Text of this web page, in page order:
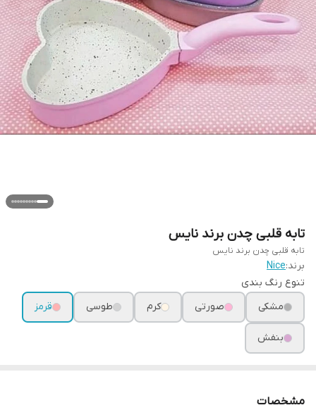
تابه قلبی چدن برند نایس
تابه قلبی چدن برند نایس
برند:Nice
تنوع رنگ بندی
مشکی
صورتی کرم طوسی قرمز
بنفش
مشخصات